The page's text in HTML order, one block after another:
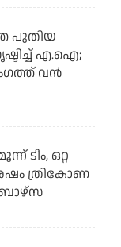
പുതിയ
എ.ഐ;
വന്‍
ടീം, ഒറ്റ
ത്രികോണ